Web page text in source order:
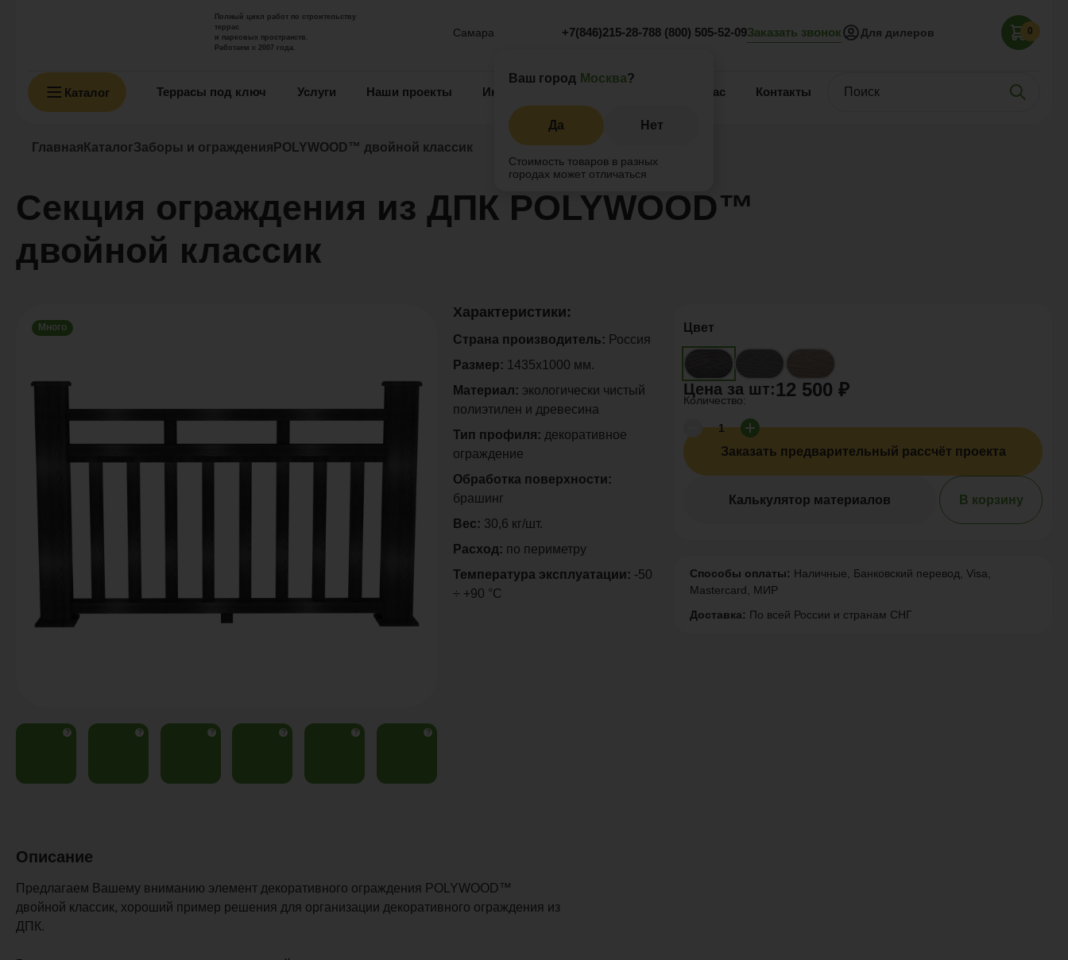
Полный цикл работ по строительству
террас
и парковых пространств.
Работаем с 2007 года.
Самара
Ваш город Москва?
Да Нет
Стоимость товаров в разных
городах может отличаться
+7(846)215-28-788 (800) 505-52-09Заказать звонок Для дилеров 0
Каталог Террасы под ключ Услуги Наши проекты Информация О нас Контакты
Главная КаталогЗаборы и ограждения POLYWOOD™ двойной классик
Секция ограждения из ДПК POLYWOOD™
двойной классик
Много
? ? ? ? ? ?
Цвет
Цена за шт:12 500 ₽
Количество:
Заказать предварительный рассчёт проекта
Калькулятор материалов В корзину
Способы оплаты: Наличные, Банковский перевод, Visa,
Mastercard, МИР
Доставка: По всей России и странам СНГ
Характеристики:
Страна производитель: Россия
Размер: 1435х1000 мм.
Материал: экологически чистый
полиэтилен и древесина
Тип профиля: декоративное
ограждение
Обработка поверхности:
брашинг
Вес: 30,6 кг/шт.
Расход: по периметру
Температура эксплуатации: -50
÷ +90 °C
Описание
Предлагаем Вашему вниманию элемент декоративного ограждения POLYWOOD™
двойной классик, хороший пример решения для организации декоративного ограждения из
ДПК.